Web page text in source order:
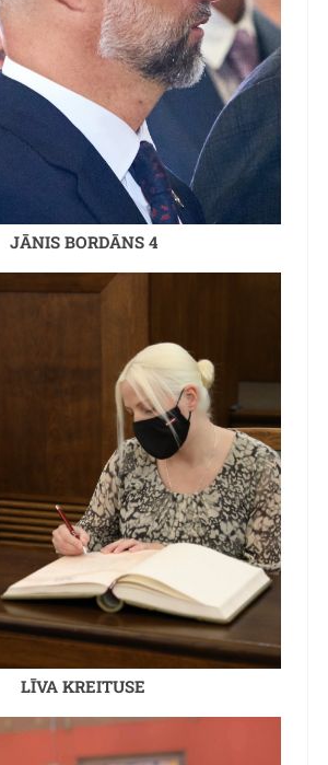
JĀNIS BORDĀNS 4
LĪVA KREITUSE